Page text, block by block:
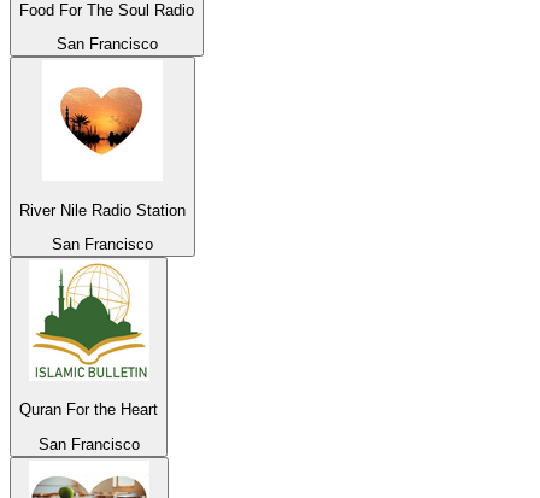
Food For The Soul Radio
San Francisco
River Nile Radio Station
San Francisco
Quran For the Heart
San Francisco